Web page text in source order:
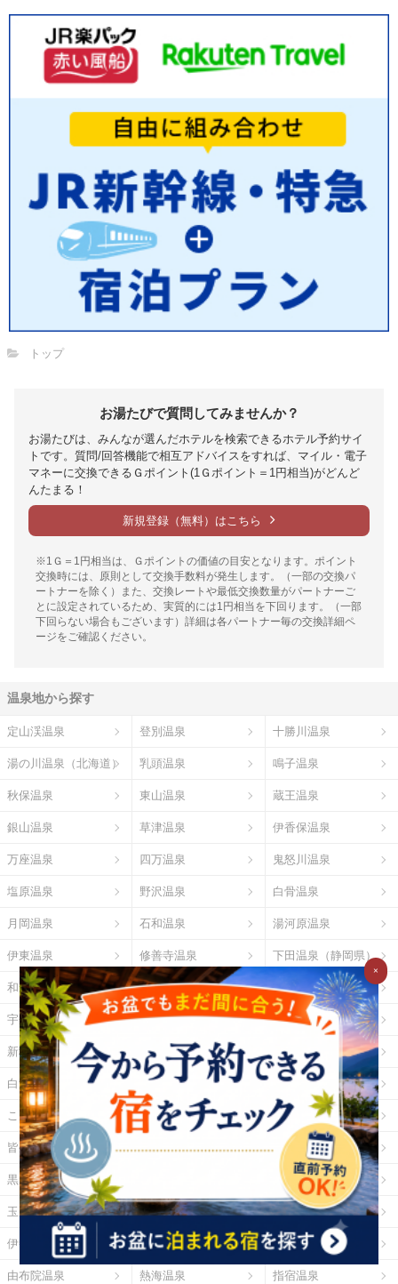
トップ
お湯たびで質問してみませんか？
お湯たびは、みんなが選んだホテルを検索できるホテル予約サイ
トです。質問/回答機能で相互アドバイスをすれば、マイル・電子
マネーに交換できるＧポイント(1Ｇポイント＝1円相当)がどんど
んたまる！
新規登録（無料）はこちら
※1Ｇ＝1円相当は、Ｇポイントの価値の目安となります。ポイント
交換時には、原則として交換手数料が発生します。（一部の交換パ
ートナーを除く）また、交換レートや最低交換数量がパートナーご
とに設定されているため、実質的には1円相当を下回ります。（一部
下回らない場合もございます）詳細は各パートナー毎の交換詳細ペ
ージをご確認ください。
温泉地から探す
定山渓温泉 登別温泉 十勝川温泉
湯の川温泉（北海道） 乳頭温泉 鳴子温泉
秋保温泉 東山温泉 蔵王温泉
銀山温泉 草津温泉 伊香保温泉
万座温泉 四万温泉 鬼怒川温泉
塩原温泉 野沢温泉 白骨温泉
月岡温泉 石和温泉 湯河原温泉
伊東温泉 修善寺温泉 下田温泉（静岡県）
和倉温泉 山中温泉 あわら温泉
宇奈月温泉 下呂温泉 平湯温泉
新穂高温泉 城崎温泉 有馬温泉
白浜温泉 勝浦温泉 道後温泉
こんぴら温泉 三朝温泉 玉造温泉
皆生温泉 湯原温泉 別府温泉
黒川温泉 酸ヶ湯温泉
玉川温泉 日光湯元温泉 箱根温泉
伊勢・鳥羽温泉 志摩温泉 大歩危祖谷温泉
由布院温泉 熱海温泉 指宿温泉
×